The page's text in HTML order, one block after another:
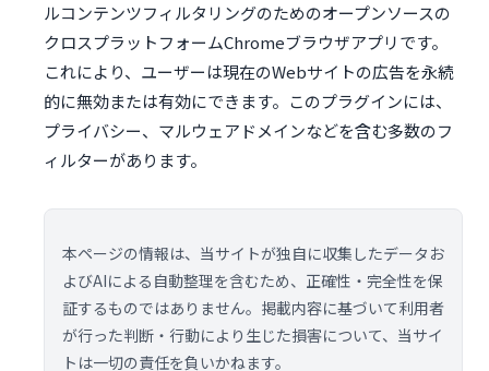
ルコンテンツフィルタリングのためのオープンソースの
クロスプラットフォームChromeブラウザアプリです。
これにより、ユーザーは現在のWebサイトの広告を永続
的に無効または有効にできます。このプラグインには、
プライバシー、マルウェアドメインなどを含む多数のフ
ィルターがあります。
本ページの情報は、当サイトが独自に収集したデータお
よびAIによる自動整理を含むため、正確性・完全性を保
証するものではありません。掲載内容に基づいて利用者
が行った判断・行動により生じた損害について、当サイ
トは一切の責任を負いかねます。